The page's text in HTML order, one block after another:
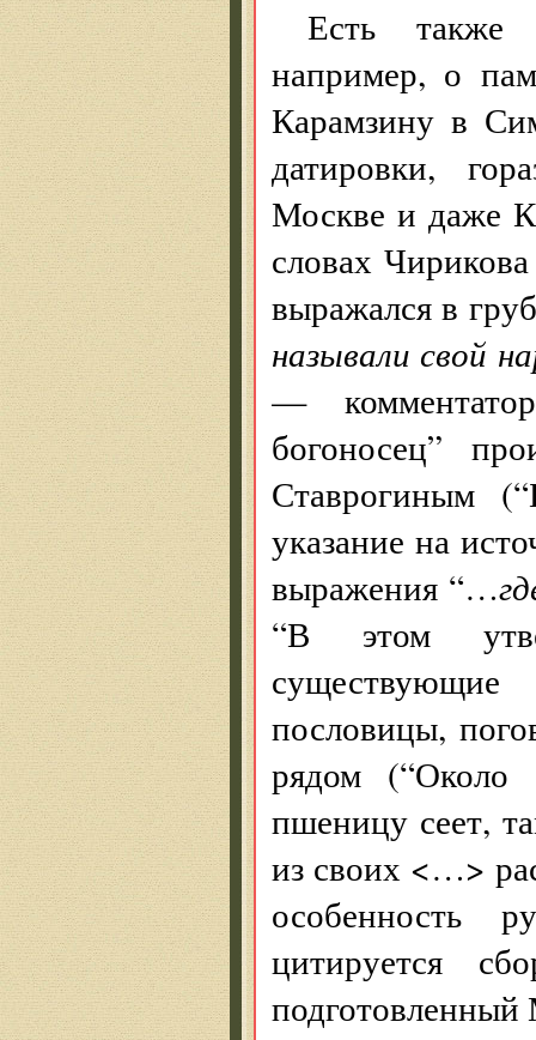
Есть также
например, о
Карамзину в
датировки,
Москве и даже
словах
выражался в
называли свой
—
богоносец”
Ставрогиным
указание на
выражения “…
“В этом
пословицы,
рядом (“Около
пшеницу сеет,
из своих <…>
особенность
цитируется